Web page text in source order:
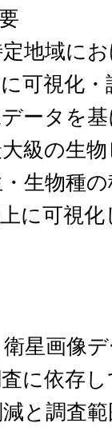
地域に
可視化
ータを
級の生
生物種
に可視
星画像
に依存
と調査